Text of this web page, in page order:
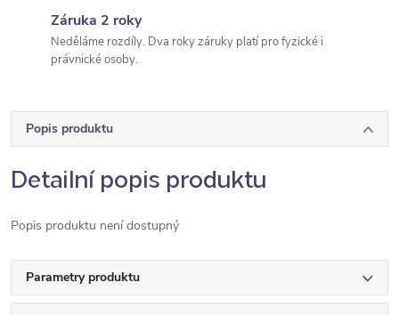
Záruka 2 roky
Neděláme rozdíly. Dva roky záruky platí pro fyzické i
právnické osoby.
Popis produktu
Detailní popis produktu
Popis produktu není dostupný
Parametry produktu